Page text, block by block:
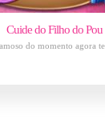
Cuide do Filho do Pou
do momento agora